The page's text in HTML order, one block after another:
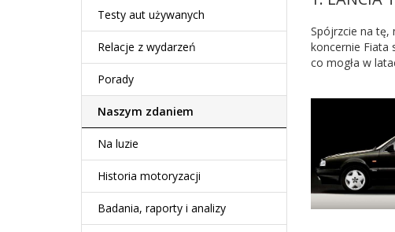
Spójrzcie na tę,
koncernie Fiata
co mogła w
Testy aut używanych
Relacje z wydarzeń
Porady
Naszym zdaniem
Na luzie
Historia motoryzacji
Badania, raporty i analizy